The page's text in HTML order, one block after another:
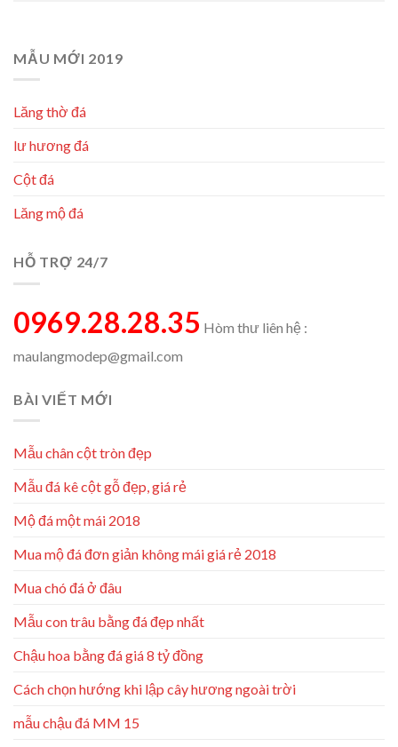
MẪU MỚI 2019
Lăng thờ đá
lư hương đá
Cột đá
Lăng mộ đá
HỖ TRỢ 24/7
0969.28.28.35 Hòm thư liên hệ :
maulangmodep@gmail.com
BÀI VIẾT MỚI
Mẫu chân cột tròn đẹp
Mẫu đá kê cột gỗ đẹp, giá rẻ
Mộ đá một mái 2018
Mua mộ đá đơn giản không mái giá rẻ 2018
Mua chó đá ở đâu
Mẫu con trâu bằng đá đẹp nhất
Chậu hoa bằng đá giá 8 tỷ đồng
Cách chọn hướng khi lập cây hương ngoài trời
mẫu chậu đá MM 15